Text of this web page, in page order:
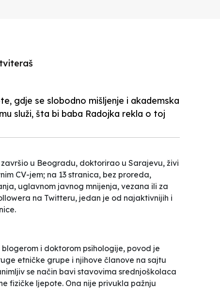
gdje se slobodno mišljenje i akademska
služi, šta bi baba Radojka rekla o toj
u Beogradu, doktorirao u Sarajevu, živi
CV-jem; na 13 stranica, bez proreda,
uglavnom javnog mnijenja, vezana ili za
na Twitteru, jedan je od najaktivnijih i
i doktorom psihologije, povod je
etničke grupe i njihove članove na sajtu
se način bavi stavovima srednjoškolaca
fizičke ljepote. Ona nije privukla pažnju